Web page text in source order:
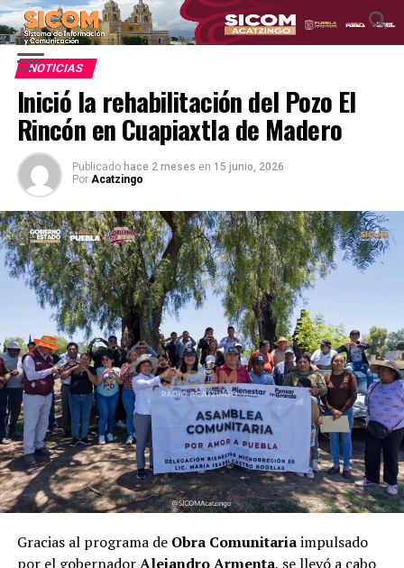
NOTICIAS
Inició la rehabilitación del Pozo El
Rincón en Cuapiaxtla de Madero
Publicado hace 2 meses en 15 junio, 2026
Por Acatzingo
Gracias al programa de Obra Comunitariaimpulsado
por el gobernadorAlejandro Armenta, se llevó a cabo